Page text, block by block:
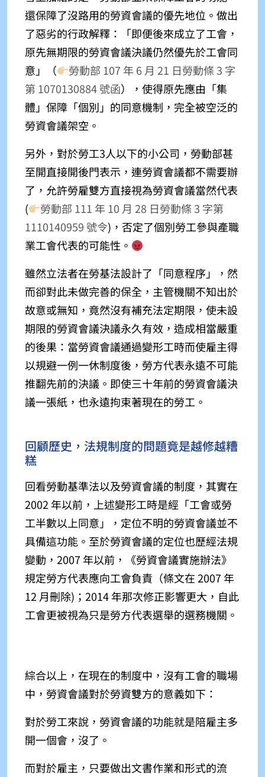
還保障了沒路用的勞資會議的優先地位。做出
了惡劣的行政解釋：「即便後來成立了工會，
原先無期限的勞資會議決議仍然優先於工會同
意」
（
勞動部 107 年 6 月 21 日勞動條 3 字
第 1070130884 號函），使得原先應由「集
體」保障「個別」的同意機制，完全被空泛的
勞資會議架空。
另外，對於勞工3人以下的小公司，勞動部甚
至開直接開後門表示，連勞資會議都不需要辦
了，允許勞雇雙方直接視為勞資會議當然代表
(
勞動部 111 年 10 月 28 日勞動條 3 字第
1110140959 號令) ，否定了個別勞工參與產職
業工會代表的可能性。
雖然立法者在勞基法設計了「同意程序」，然
而卻對此未做完善的保全，主管機關不知出於
故意或無知，竟然沒有補充法定期限，使未設
期限的勞資會議決議永久有效，造成相當嚴重
的後果：當勞資會議通過變形工時而使雇主得
以規避一例一休制度後，勞方代表永遠不可能
推翻先前的決議。即使三十年前的勞資會議決
議一張紙，也永遠拘束著現在的勞工。
回顧歷史，法規制度的問題竟是越修越糟
糕
回看勞動基準法以及勞資會議的制度，其實在
2002 年以前，上述變形工時是經「工會或勞
工半數以上同意」，定位不明的勞資會議並不
具備這功能。至於勞資會議的定位也歷經法規
變動，2007 年以前，《勞資會議實施辦法》
規定勞方代表應向工會負責（條文在 2007 年
12 月刪除)；2014 年那次修正影響更大，自此
工會更被視為只是勞方代表選舉的選務機關。
綜合以上，在現在的制度中，沒有工會的職場
中，勞資會議對於勞資雙方的意義如下：
對於勞工來說，勞資會議的功能就是陪雇主多
開一個會，沒了。
而對於雇主，只要做出文書作業和形式的流